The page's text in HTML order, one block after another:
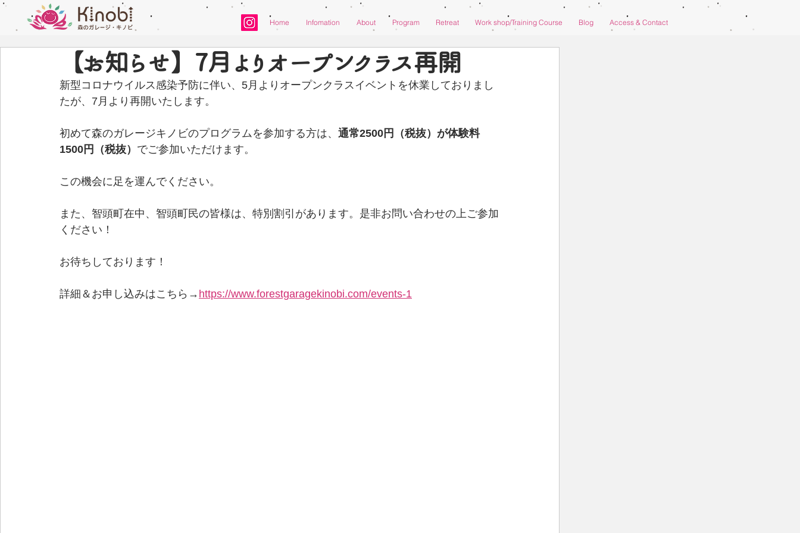
Home Infomation About Program Retreat Work shop/Training Course Blog Access & Contact
【お知らせ】7月よりオープンクラス再開
新型コロナウイルス感染予防に伴い、5月よりオープンクラスイベントを休業しておりまし
たが、7月より再開いたします。
初めて森のガレージキノビのプログラムを参加する方は、 通常2500円（税抜）が体験料
1500円（税抜） でご参加いただけます。
この機会に足を運んでください。
また、智頭町在中、智頭町民の皆様は、特別割引があります。是非お問い合わせの上ご参加
ください！
お待ちしております！
詳細＆お申し込みはこちら→ https://www.forestgaragekinobi.com/events-1